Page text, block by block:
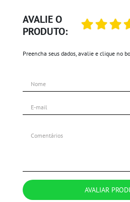
AVALIE O
PRODUTO:
Preencha seus dados, avalie e clique no
AVALIAR